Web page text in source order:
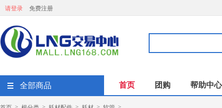
请登录 免费注册
全部商品 首页 团购 帮助中心